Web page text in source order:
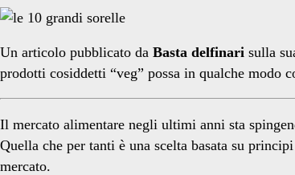
Donald’s</span>
Un articolo pubblicato da Basta delfinari sulla
prodotti cosiddetti “veg” possa in qualche modo
Il mercato alimentare negli ultimi anni sta
Quella che per tanti è una scelta basata su
mercato.